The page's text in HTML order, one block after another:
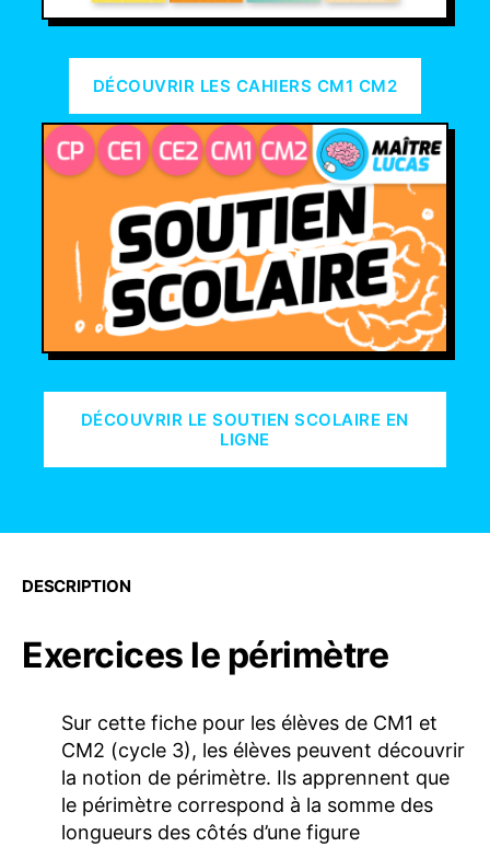
DÉCOUVRIR LES CAHIERS CM1 CM2
DÉCOUVRIR LE SOUTIEN SCOLAIRE EN
LIGNE
DESCRIPTION
Exercices le périmètre
Sur cette fiche pour les élèves de CM1 et
CM2 (cycle 3), les élèves peuvent découvrir
la notion de périmètre. Ils apprennent que
le périmètre correspond à la somme des
longueurs des côtés d’une figure